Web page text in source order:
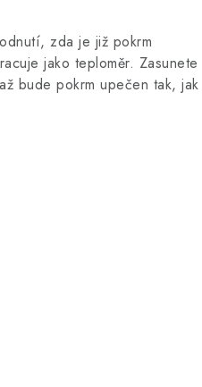
zda je již pokrm
jako teploměr. Zasunete
bude pokrm upečen tak, jak